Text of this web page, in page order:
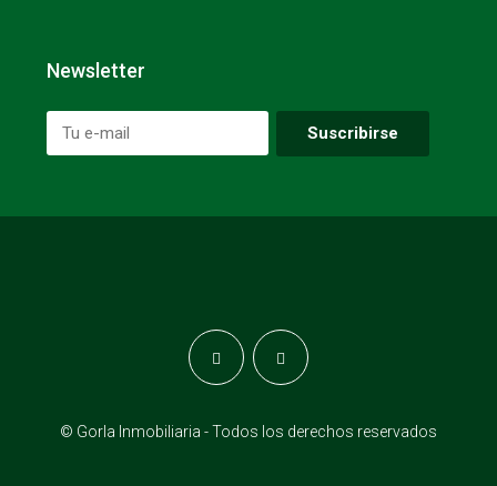
Newsletter
© Gorla Inmobiliaria - Todos los derechos reservados